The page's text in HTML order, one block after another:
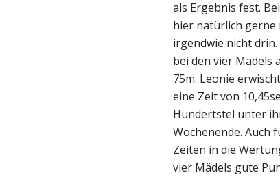
als Ergebnis fest.
hier natürlich gerne
irgendwie nicht
bei den vier Mädels
75m. Leonie
eine Zeit von
Hundertstel unter
Wochenende. Auch
Zeiten in die
vier Mädels gute